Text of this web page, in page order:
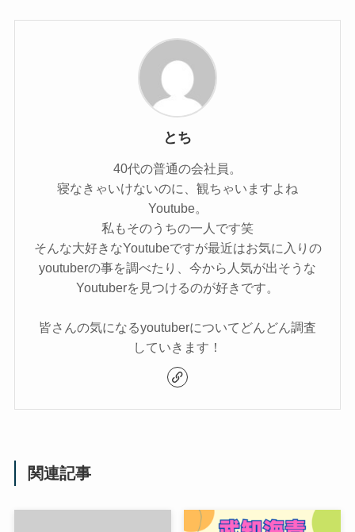
とち
40代の普通の会社員。
寝なきゃいけないのに、観ちゃいますよね
Youtube。
私もそのうちの一人です笑
そんな大好きなYoutubeですが最近はお気に入りの
youtuberの事を調べたり、今から人気が出そうな
Youtuberを見つけるのが好きです。
皆さんの気になるyoutuberについてどんどん調査
していきます！
関連記事